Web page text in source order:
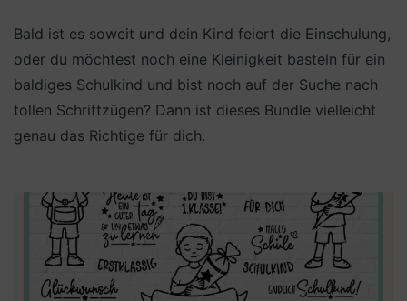
Bald ist es soweit und dein Kind feiert die Einschulung,
oder du möchtest noch eine Kleinigkeit basteln für ein
baldiges Schulkind und bist noch auf der Suche nach
tollen Schriftzügen? Dann ist dieses Bundle vielleicht
genau das Richtige für dich.